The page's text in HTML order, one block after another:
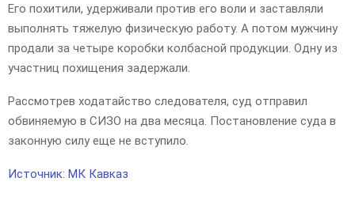
Его похитили, удерживали против его воли и заставляли
выполнять тяжелую физическую работу. А потом мужчину
продали за четыре коробки колбасной продукции. Одну из
участниц похищения задержали.
Рассмотрев ходатайство следователя, суд отправил
обвиняемую в СИЗО на два месяца. Постановление суда в
законную силу еще не вступило.
Источник: МК Кавказ